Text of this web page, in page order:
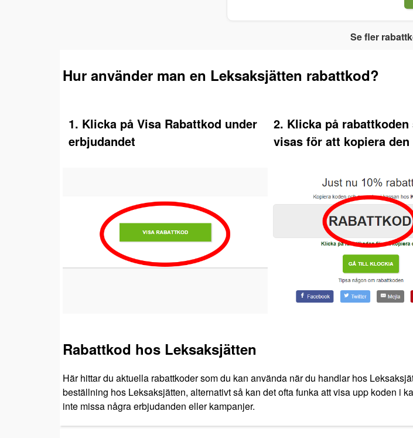
Se fler
Hur använder man en Leksaksjätten rabattkod?
1. Klicka på Visa Rabattkod under
erbjudandet
2. Klicka på rabattkoden
visas för att kopiera den
Rabattkod hos Leksaksjätten
Här hittar du aktuella rabattkoder som du kan använda när du handlar hos
beställning hos Leksaksjätten, alternativt så kan det ofta funka att visa upp koden i
inte missa några erbjudanden eller kampanjer.